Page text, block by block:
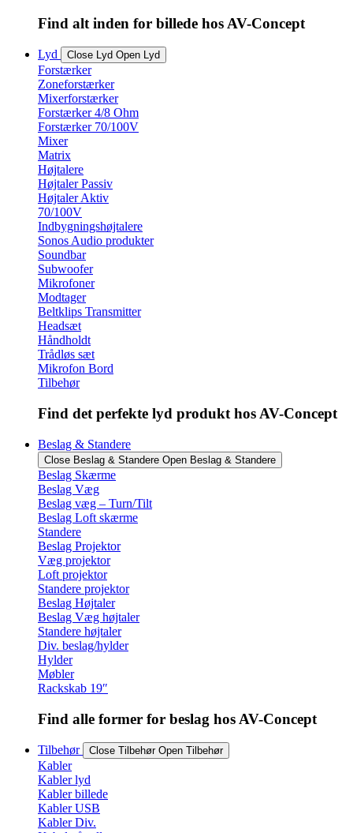
Find alt inden for billede hos AV-Concept
Lyd Close Lyd Open Lyd
Forstærker
Zoneforstærker
Mixerforstærker
Forstærker 4/8 Ohm
Forstærker 70/100V
Mixer
Matrix
Højtalere
Højtaler Passiv
Højtaler Aktiv
70/100V
Indbygningshøjtalere
Sonos Audio produkter
Soundbar
Subwoofer
Mikrofoner
Modtager
Beltklips Transmitter
Headsæt
Håndholdt
Trådløs sæt
Mikrofon Bord
Tilbehør
Find det perfekte lyd produkt hos AV-Concept
Beslag & Standere
Close Beslag & Standere Open Beslag & Standere
Beslag Skærme
Beslag Væg
Beslag væg – Turn/Tilt
Beslag Loft skærme
Standere
Beslag Projektor
Væg projektor
Loft projektor
Standere projektor
Beslag Højtaler
Beslag Væg højtaler
Standere højtaler
Div. beslag/hylder
Hylder
Møbler
Rackskab 19″
Find alle former for beslag hos AV-Concept
Tilbehør Close Tilbehør Open Tilbehør
Kabler
Kabler lyd
Kabler billede
Kabler USB
Kabler Div.